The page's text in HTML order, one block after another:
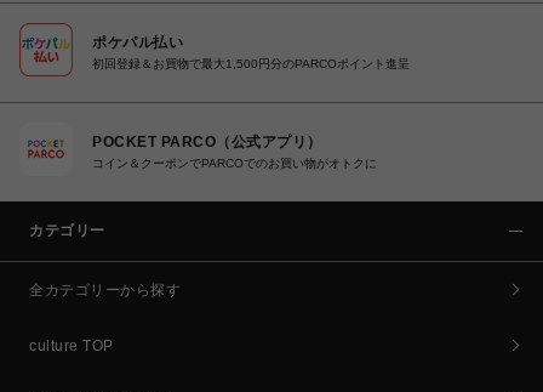
ポケパル払い
初回登録＆お買物で最大1,500円分のPARCOポイント進呈
POCKET PARCO（公式アプリ）
コイン＆クーポンでPARCOでのお買い物がオトクに
カテゴリー
全カテゴリーから探す
culture TOP